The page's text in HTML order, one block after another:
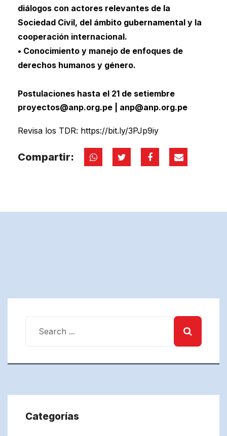
diálogos con actores relevantes de la
Sociedad Civil, del ámbito gubernamental y la
cooperación internacional.
• Conocimiento y manejo de enfoques de
derechos humanos y género.
Postulaciones hasta el 21 de setiembre
proyectos@anp.org.pe
anp@anp.org.pe
Revisa los TDR: https://bit.ly/3PJp9iy
Compartir:
Categorías